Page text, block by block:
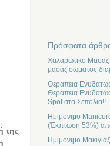
της
Πρόσφατα
Χαλαρωτικο Μασαζ
μασαζ σωματος
Θεραπεια
Θεραπεια
Spot στα Σεπολια!!
Ημιμονιμο
(Έκπτωση 53%)
Ημιμονιμο